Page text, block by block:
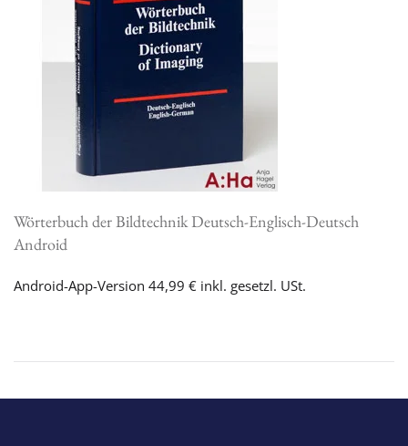
Wörterbuch der Bildtechnik Deutsch-Englisch-Deutsch
Android
Android-App-Version 44,99 € inkl. gesetzl. USt.